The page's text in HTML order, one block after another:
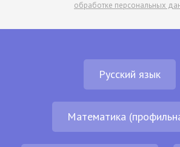
обработке персональных
Русский язык
Математика